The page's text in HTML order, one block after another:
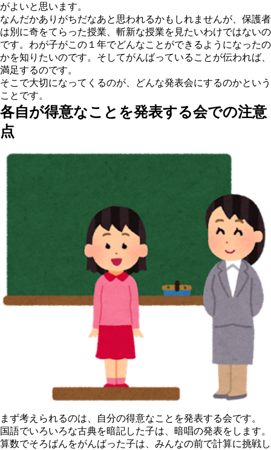
がよいと思います。
なんだかありがちだなあと思われるかもしれませんが、保護者
は別に奇をてらった授業、斬新な授業を見たいわけではないの
です。 わが子がこの１年でどんなことができるようになったの
かを知りたいのです。そしてがんばっていることが伝われば、
満足するのです。
そこで大切になってくるのが、どんな発表会にするのかという
ことです。
各自が得意なことを発表する会での注意
点
まず考えられるのは、 自分の得意なことを発表する会です。
国語でいろいろな古典を暗記した子は、暗唱の発表をします。
算数でそろばんをがんばった子は、みんなの前で計算に挑戦し